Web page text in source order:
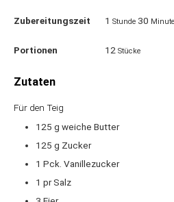
Zubereitungszeit 1 Stunde 30
Portionen 12 Stücke
Zutaten
Für den Teig
125 g weiche Butter
125 g Zucker
1 Pck. Vanillezucker
1 prSalz